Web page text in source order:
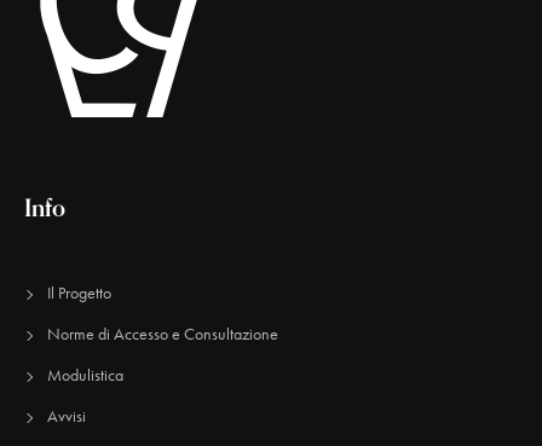
Info
Il Progetto
Norme di Accesso e Consultazione
Modulistica
Avvisi